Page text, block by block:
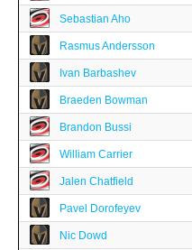
Sebastian Aho
Rasmus Andersson
Ivan Barbashev
Braeden Bowman
Brandon Bussi
William Carrier
Jalen Chatfield
Pavel Dorofeyev
Nic Dowd